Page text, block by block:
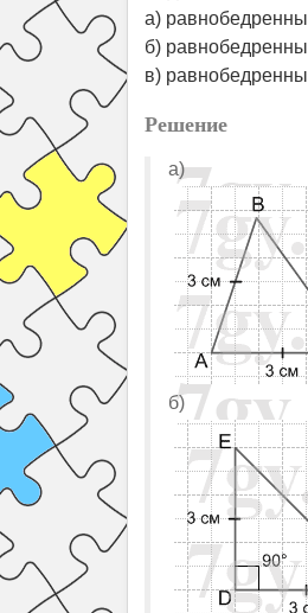
а)
б)
в)
Решение
а)
б)